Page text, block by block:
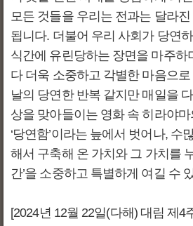
모든 것들을 우리는 전과는 달라진
됩니다. 더불어 우리 사회가 당연
식간에 유린당하는 장면을 마주하
다 더욱 소중하고 각별한 마음으
날의 당연한 반복 같지만 매일을
상을 맞아들이는 영화 속 히라야
‘당연함’이라는 늪에서 벗어나, 수
해서 구축해 온 가치와 그 가치를
간’을 소중하고 특별하게 여길 수
[2024년 12월 22일(다해) 대림 제4